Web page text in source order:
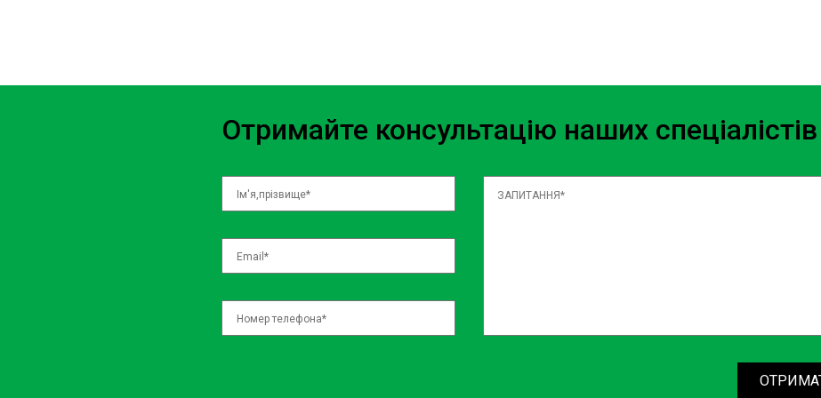
Ручне очищення
Після того, як очищувальний засіб зробив свою роботу, ми переходимо до ручного очищення
колесних дисків. Використовуючи спеціальні щітки та інструменти, ми ретельно видаляємо
залишки забруднень з усіх ділянок дисків. Особливу увагу приділяємо важкодоступним місцям
та деталям, де часто накопичується найбільше бруду. Ручне очищення дозволяє досягти
Полоскання та сушка
Після ручного очищення ми ретельно промиваємо колесні диски, щоб видалити залишки
Отримайте консультацію наших спеціалістів